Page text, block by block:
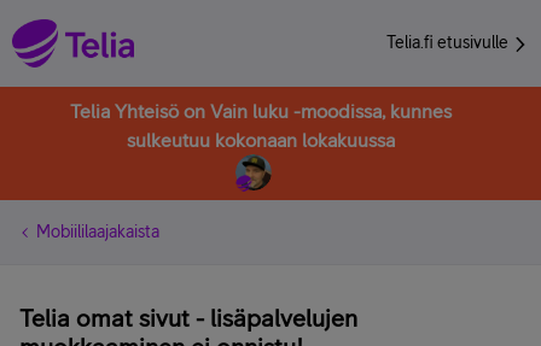
Telia.fi etusivulle
Telia Yhteisö on Vain luku -moodissa, kunnes
sulkeutuu kokonaan lokakuussa
Mobiililaajakaista
Telia omat sivut - lisäpalvelujen